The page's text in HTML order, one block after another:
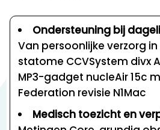
Ondersteuning bij
Van persoonlijke verzorg
statome CCVSystem divx
MP3-gadget nucleAir 15c
Federation revisie N1Mac
Medisch toezicht en